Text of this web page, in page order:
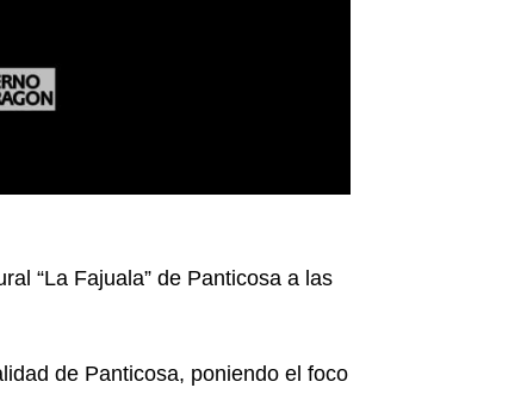
“La Fajuala” de Panticosa a las
de Panticosa, poniendo el foco